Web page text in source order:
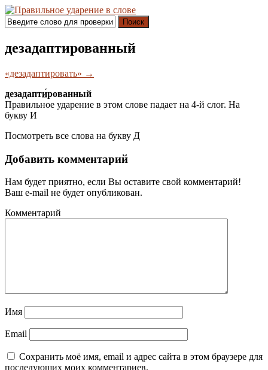
Поиск
дезадаптированный
«дезадаптировать» →
дезадапти́рованный
Правильное ударение в этом слове падает на 4-й слог. На
букву И
Посмотреть все слова на букву Д
Добавить комментарий
Нам будет приятно, если Вы оставите свой комментарий!
Ваш e-mail не будет опубликован.
Комментарий
Имя
Email
Сохранить моё имя, email и адрес сайта в этом браузере для
последующих моих комментариев.